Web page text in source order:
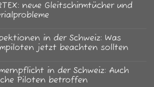
neue Gleitschirmtücher und
in der Schweiz: Was
jetzt beachten sollten
in der Schweiz: Auch
Piloten betroffen